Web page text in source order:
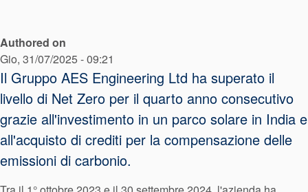
guarnizioni
Authored on
Gio, 31/07/2025 - 09:21
Il Gruppo AES Engineering Ltd ha superato il
livello di Net Zero per il quarto anno consecutivo
grazie all'investimento in un parco solare in India e
all'acquisto di crediti per la compensazione delle
emissioni di carbonio.